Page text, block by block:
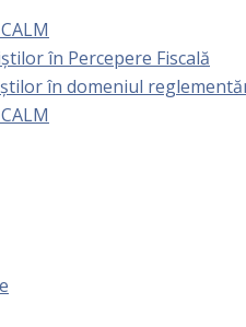
în Percepere Fiscală
în domeniul